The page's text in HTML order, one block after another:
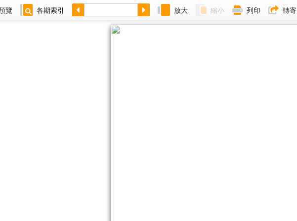
覽 各期索引 放大 縮小 列印 轉寄